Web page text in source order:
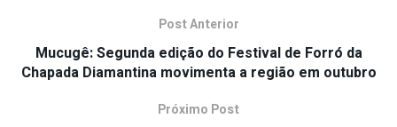
Post Anterior
Mucugê: Segunda edição do Festival de Forró da
Chapada Diamantina movimenta a região em outubro
Próximo Post